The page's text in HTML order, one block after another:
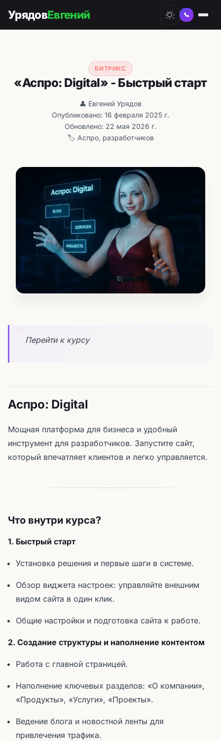
УрядовЕвгений 📞
БИТРИКС
«Аспро: Digital» - Быстрый старт
👤 Евгений Урядов
Опубликовано: 16 февраля 2025 г.
Обновлено: 22 мая 2026 г.
🏷️ Аспро, разработчиков
Перейти к курсу
Аспро: Digital
Мощная платформа для бизнеса и удобный
инструмент для разработчиков. Запустите сайт,
который впечатляет клиентов и легко управляется.
Что внутри курса?
1. Быстрый старт
Установка решения и первые шаги в системе.
Обзор виджета настроек: управляйте внешним
видом сайта в один клик.
Общие настройки и подготовка сайта к работе.
2. Создание структуры и наполнение контентом
Работа с главной страницей.
Наполнение ключевых разделов: «О компании»,
«Продукты», «Услуги», «Проекты».
Ведение блога и новостной ленты для
привлечения трафика.